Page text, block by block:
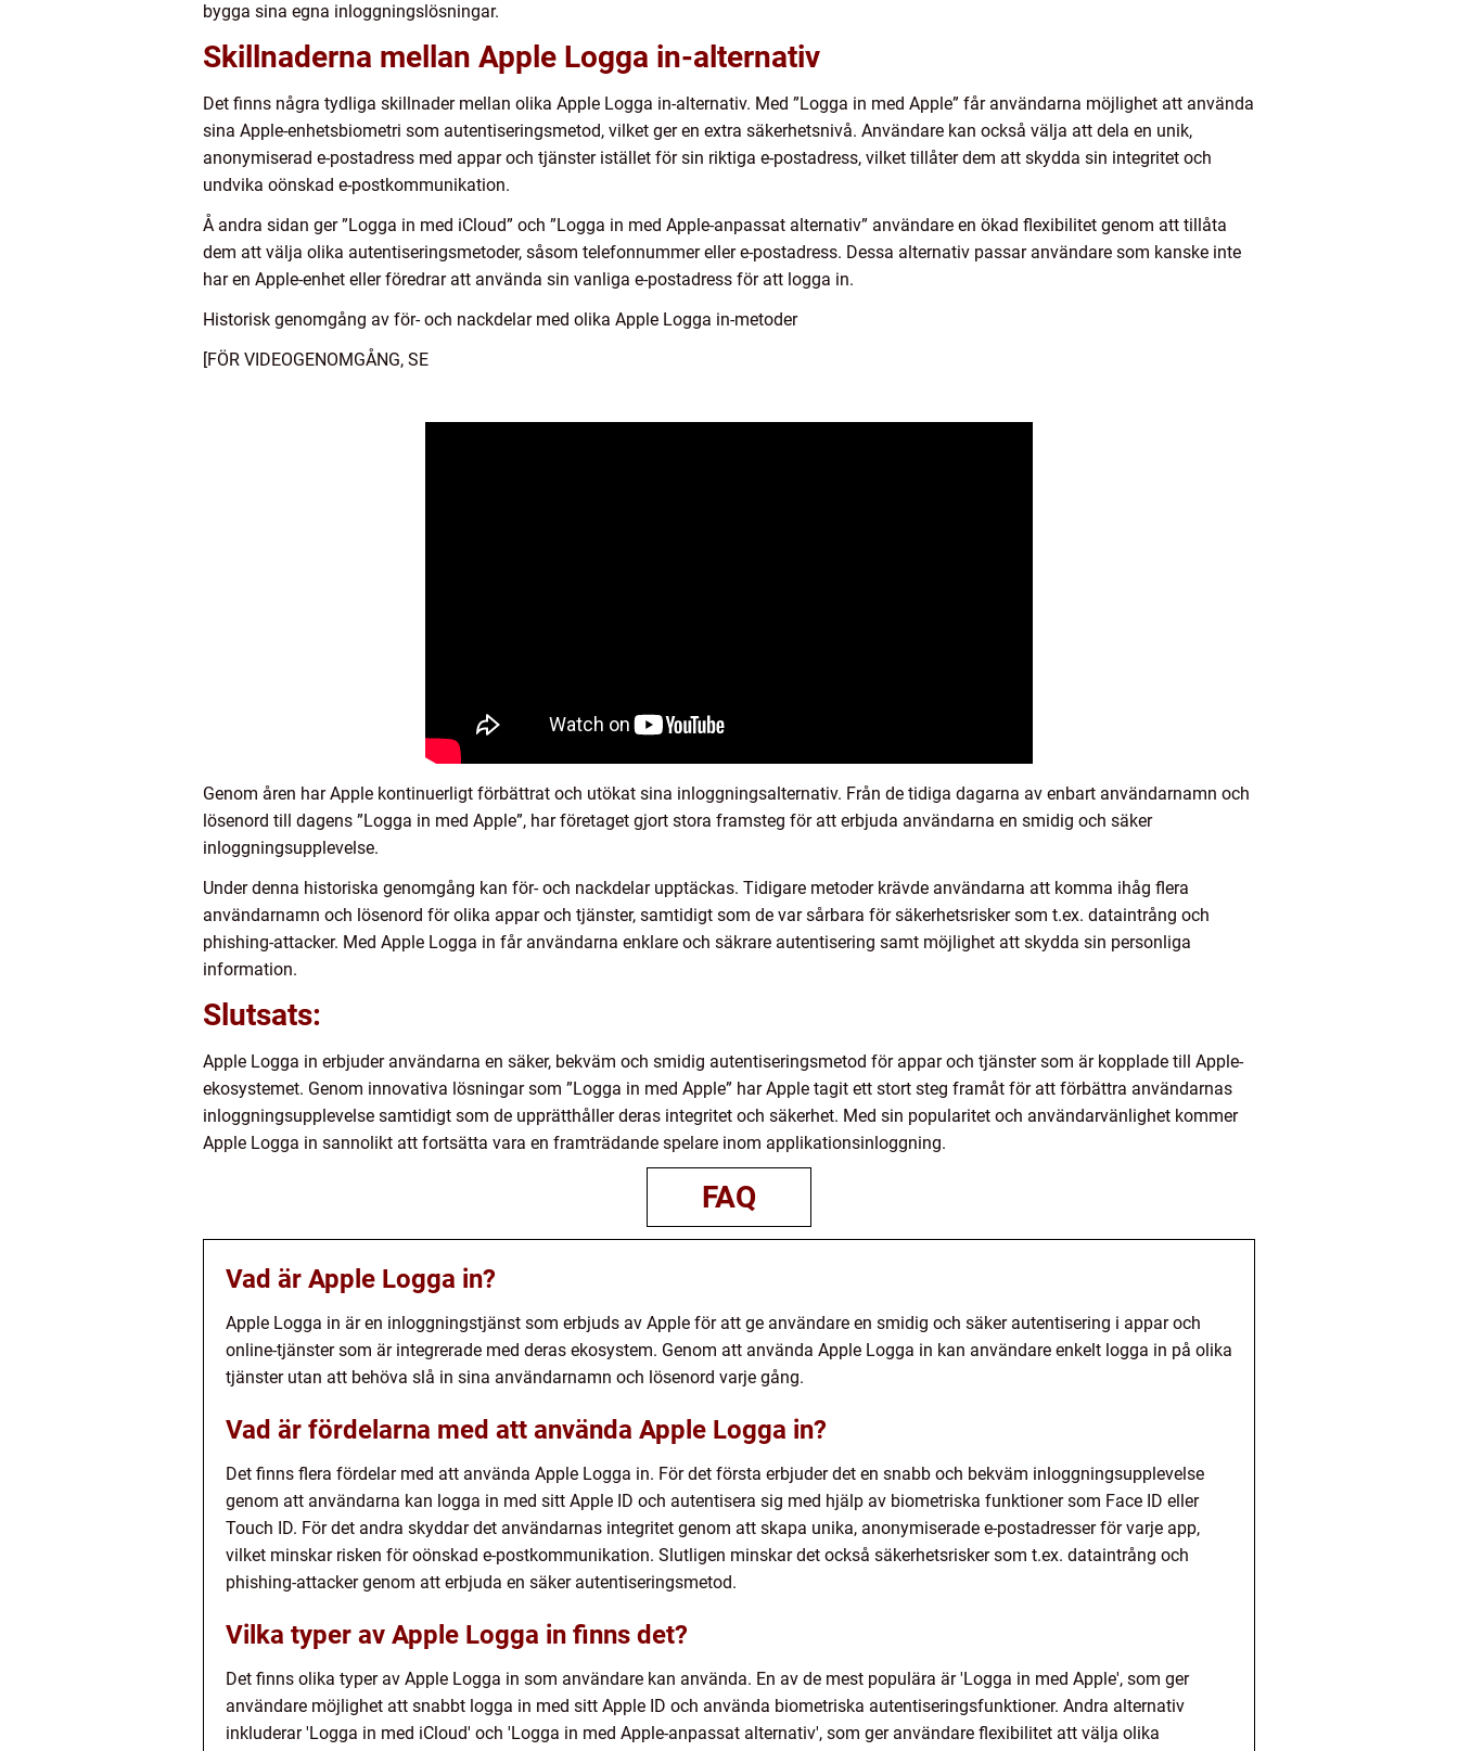
bygga sina egna inloggningslösningar.
Skillnaderna mellan Apple Logga in-alternativ
Det finns några tydliga skillnader mellan olika Apple Logga in-alternativ. Med ”Logga in med Apple” får användarna möjlighet att använda
sina Apple-enhetsbiometri som autentiseringsmetod, vilket ger en extra säkerhetsnivå. Användare kan också välja att dela en unik,
anonymiserad e-postadress med appar och tjänster istället för sin riktiga e-postadress, vilket tillåter dem att skydda sin integritet och
undvika oönskad e-postkommunikation.
Å andra sidan ger ”Logga in med iCloud” och ”Logga in med Apple-anpassat alternativ” användare en ökad flexibilitet genom att tillåta
dem att välja olika autentiseringsmetoder, såsom telefonnummer eller e-postadress. Dessa alternativ passar användare som kanske inte
har en Apple-enhet eller föredrar att använda sin vanliga e-postadress för att logga in.
Historisk genomgång av för- och nackdelar med olika Apple Logga in-metoder
[FÖR VIDEOGENOMGÅNG, SE
Genom åren har Apple kontinuerligt förbättrat och utökat sina inloggningsalternativ. Från de tidiga dagarna av enbart användarnamn och
lösenord till dagens ”Logga in med Apple”, har företaget gjort stora framsteg för att erbjuda användarna en smidig och säker
inloggningsupplevelse.
Under denna historiska genomgång kan för- och nackdelar upptäckas. Tidigare metoder krävde användarna att komma ihåg flera
användarnamn och lösenord för olika appar och tjänster, samtidigt som de var sårbara för säkerhetsrisker som t.ex. dataintrång och
phishing-attacker. Med Apple Logga in får användarna enklare och säkrare autentisering samt möjlighet att skydda sin personliga
information.
Slutsats:
Apple Logga in erbjuder användarna en säker, bekväm och smidig autentiseringsmetod för appar och tjänster som är kopplade till Apple-
ekosystemet. Genom innovativa lösningar som ”Logga in med Apple” har Apple tagit ett stort steg framåt för att förbättra användarnas
inloggningsupplevelse samtidigt som de upprätthåller deras integritet och säkerhet. Med sin popularitet och användarvänlighet kommer
Apple Logga in sannolikt att fortsätta vara en framträdande spelare inom applikationsinloggning.
FAQ
Vad är Apple Logga in?
Apple Logga in är en inloggningstjänst som erbjuds av Apple för att ge användare en smidig och säker autentisering i appar och
online-tjänster som är integrerade med deras ekosystem. Genom att använda Apple Logga in kan användare enkelt logga in på olika
tjänster utan att behöva slå in sina användarnamn och lösenord varje gång.
Vad är fördelarna med att använda Apple Logga in?
Det finns flera fördelar med att använda Apple Logga in. För det första erbjuder det en snabb och bekväm inloggningsupplevelse
genom att användarna kan logga in med sitt Apple ID och autentisera sig med hjälp av biometriska funktioner som Face ID eller
Touch ID. För det andra skyddar det användarnas integritet genom att skapa unika, anonymiserade e-postadresser för varje app,
vilket minskar risken för oönskad e-postkommunikation. Slutligen minskar det också säkerhetsrisker som t.ex. dataintrång och
phishing-attacker genom att erbjuda en säker autentiseringsmetod.
Vilka typer av Apple Logga in finns det?
Det finns olika typer av Apple Logga in som användare kan använda. En av de mest populära är 'Logga in med Apple', som ger
användare möjlighet att snabbt logga in med sitt Apple ID och använda biometriska autentiseringsfunktioner. Andra alternativ
inkluderar 'Logga in med iCloud' och 'Logga in med Apple-anpassat alternativ', som ger användare flexibilitet att välja olika